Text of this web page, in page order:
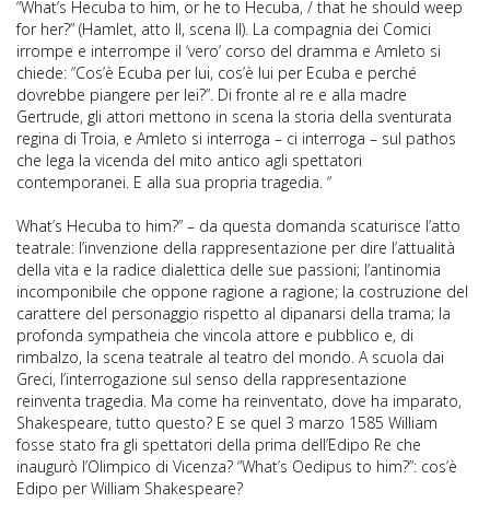
“What’s Hecuba to him, or he to Hecuba, / that he should weep
for her?” (Hamlet, atto II, scena II). La compagnia dei Comici
irrompe e interrompe il ‘vero’ corso del dramma e Amleto si
chiede: “Cos’è Ecuba per lui, cos’è lui per Ecuba e perché
dovrebbe piangere per lei?”. Di fronte al re e alla madre
Gertrude, gli attori mettono in scena la storia della sventurata
regina di Troia, e Amleto si interroga – ci interroga – sul pathos
che lega la vicenda del mito antico agli spettatori
contemporanei. E alla sua propria tragedia. “
What’s Hecuba to him?” – da questa domanda scaturisce l’atto
teatrale: l’invenzione della rappresentazione per dire l’attualità
della vita e la radice dialettica delle sue passioni; l’antinomia
incomponibile che oppone ragione a ragione; la costruzione del
carattere del personaggio rispetto al dipanarsi della trama; la
profonda sympatheia che vincola attore e pubblico e, di
rimbalzo, la scena teatrale al teatro del mondo. A scuola dai
Greci, l’interrogazione sul senso della rappresentazione
reinventa tragedia. Ma come ha reinventato, dove ha imparato,
Shakespeare, tutto questo? E se quel 3 marzo 1585 William
fosse stato fra gli spettatori della prima dell’Edipo Re che
inaugurò l’Olimpico di Vicenza? “What’s Oedipus to him?”: cos’è
Edipo per William Shakespeare?